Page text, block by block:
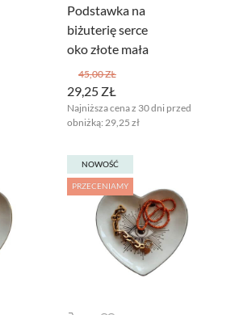
Podstawka na
biżuterię serce
oko złote mała
29,25 ZŁ
45,00 ZŁ
Najniższa cena z 30 dni przed
obniżką: 29,25 zł
NOWOŚĆ
PRZECENIAMY